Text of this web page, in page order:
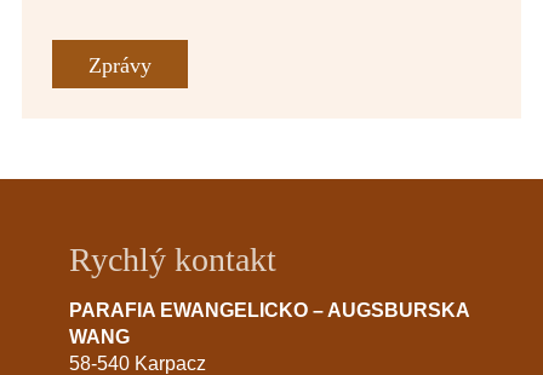
Zprávy
Rychlý kontakt
PARAFIA EWANGELICKO – AUGSBURSKA
WANG
58-540 Karpacz